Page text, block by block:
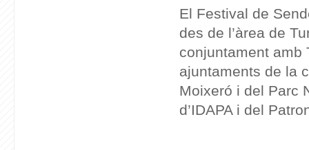
El Festival de
des de l’àrea de
conjuntament amb
ajuntaments de la
Moixeró i del Parc
d’IDAPA i del